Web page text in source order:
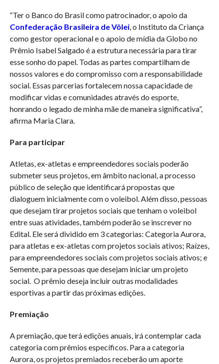
“Ter o Banco do Brasil como patrocinador, o apoio da
Confederação Brasileira de Vôlei, o Instituto da Criança
como gestor operacional e o apoio de mídia da Globo no
Prêmio Isabel Salgado é a estrutura necessária para tirar
esse sonho do papel. Todas as partes compartilham de
nossos valores e do compromisso com a responsabilidade
social. Essas parcerias fortalecem nossa capacidade de
modificar vidas e comunidades através do esporte,
honrando o legado de minha mãe de maneira significativa”,
afirma Maria Clara.
Para participar
Atletas, ex-atletas e empreendedores sociais poderão
submeter seus projetos, em âmbito nacional, a processo
público de seleção que identificará propostas que
dialoguem inicialmente com o voleibol. Além disso, pessoas
que desejam tirar projetos sociais que tenham o voleibol
entre suas atividades, também poderão se inscrever no
Edital. Ele será dividido em 3 categorias: Categoria Aurora,
para atletas e ex-atletas com projetos sociais ativos; Raízes,
para empreendedores sociais com projetos sociais ativos; e
Semente, para pessoas que desejam iniciar um projeto
social. O prêmio deseja incluir outras modalidades
esportivas a partir das próximas edições.
Premiação
A premiação, que terá edições anuais, irá contemplar cada
categoria com prêmios específicos. Para a categoria
Aurora, os projetos premiados receberão um aporte